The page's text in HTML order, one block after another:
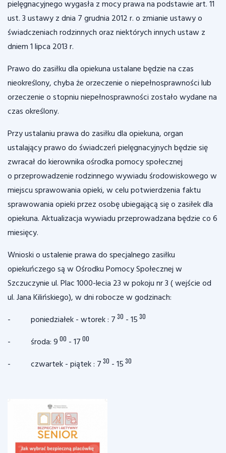
pielęgnacyjnego wygasła z mocy prawa na podstawie art. 11
ust. 3 ustawy z dnia 7 grudnia 2012 r. o zmianie ustawy o
świadczeniach rodzinnych oraz niektórych innych ustaw z
dniem 1 lipca 2013 r.
Prawo do zasiłku dla opiekuna ustalane będzie na czas
nieokreślony, chyba że orzeczenie o niepełnosprawności lub
orzeczenie o stopniu niepełnosprawności zostało wydane na
czas określony.
Przy ustalaniu prawa do zasiłku dla opiekuna, organ
ustalający prawo do świadczeń pielęgnacyjnych będzie się
zwracał do kierownika ośrodka pomocy społecznej
o przeprowadzenie rodzinnego wywiadu środowiskowego w
miejscu sprawowania opieki, w celu potwierdzenia faktu
sprawowania opieki przez osobę ubiegającą się o zasiłek dla
opiekuna. Aktualizacja wywiadu przeprowadzana będzie co 6
miesięcy.
Wnioski o ustalenie prawa do specjalnego zasiłku
opiekuńczego są w Ośrodku Pomocy Społecznej w
Szczuczynie ul. Plac 1000-lecia 23 w pokoju nr 3 ( wejście od
ul. Jana Kilińskiego), w dni robocze w godzinach:
- poniedziałek - wtorek : 7 30 - 15 30
- środa: 9 00 - 17 00
- czwartek - piątek : 7 30 - 15 30